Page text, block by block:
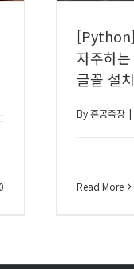
자주하
글꼴 설치
By혼공족장 |
Read More